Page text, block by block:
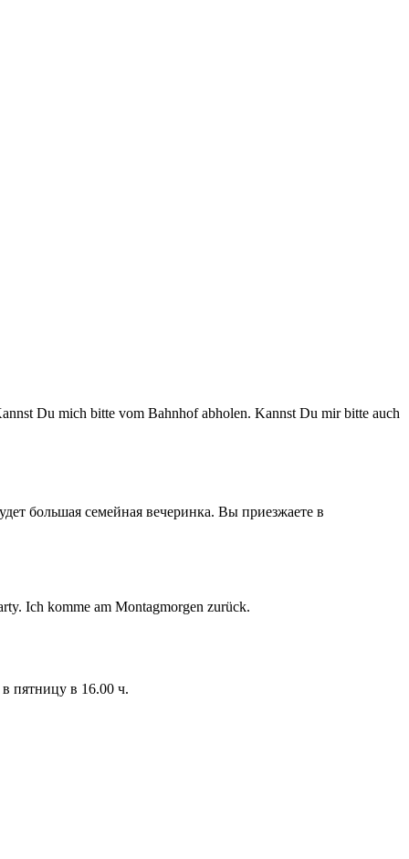
Du mich bitte vom Bahnhof abholen. Kannst Du mir bitte auch
большая семейная вечеринка. Вы приезжаете в
Ich komme am Montagmorgen zurück.
пятницу в 16.00 ч.